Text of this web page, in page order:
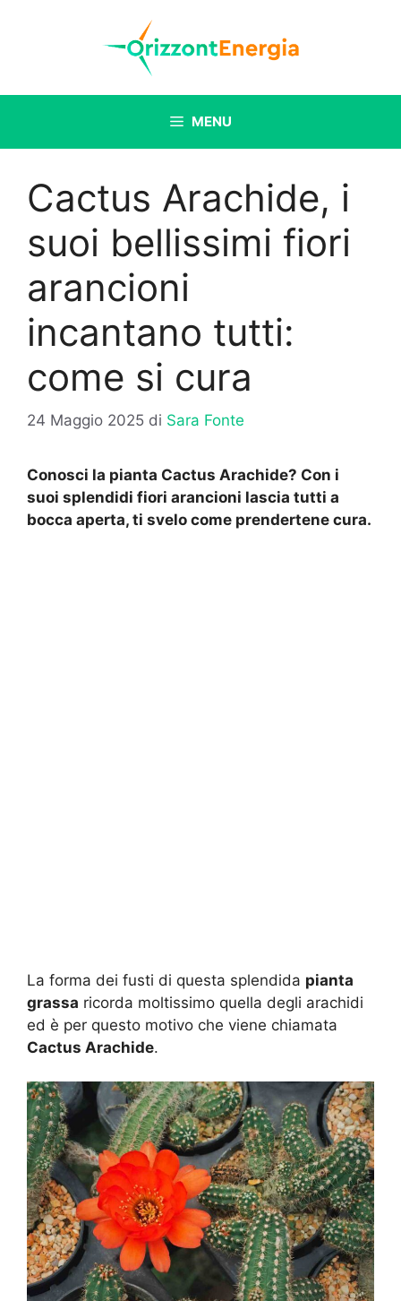
MENU
Cactus Arachide, i
suoi bellissimi fiori
arancioni
incantano tutti:
come si cura
24 Maggio 2025 di Sara Fonte
Conosci la pianta Cactus Arachide? Con i
suoi splendidi fiori arancioni lascia tutti a
bocca aperta, ti svelo come prendertene cura.
La forma dei fusti di questa splendida pianta
grassa ricorda moltissimo quella degli arachidi
ed è per questo motivo che viene chiamata
Cactus Arachide.